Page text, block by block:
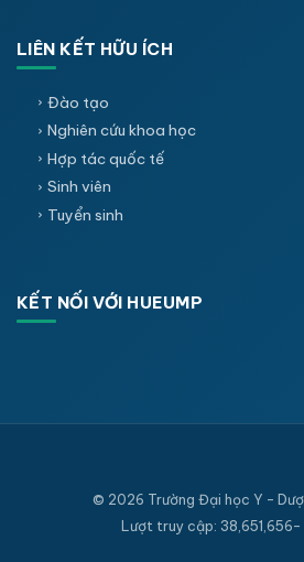
LIÊN KẾT HỮU ÍCH
Đào tạo
Nghiên cứu khoa học
Hợp tác quốc tế
Sinh viên
Tuyển sinh
KẾT NỐI VỚI HUEUMP
© 2026 Trường Đại học Y -
Lượt truy cập: 38,651,656-